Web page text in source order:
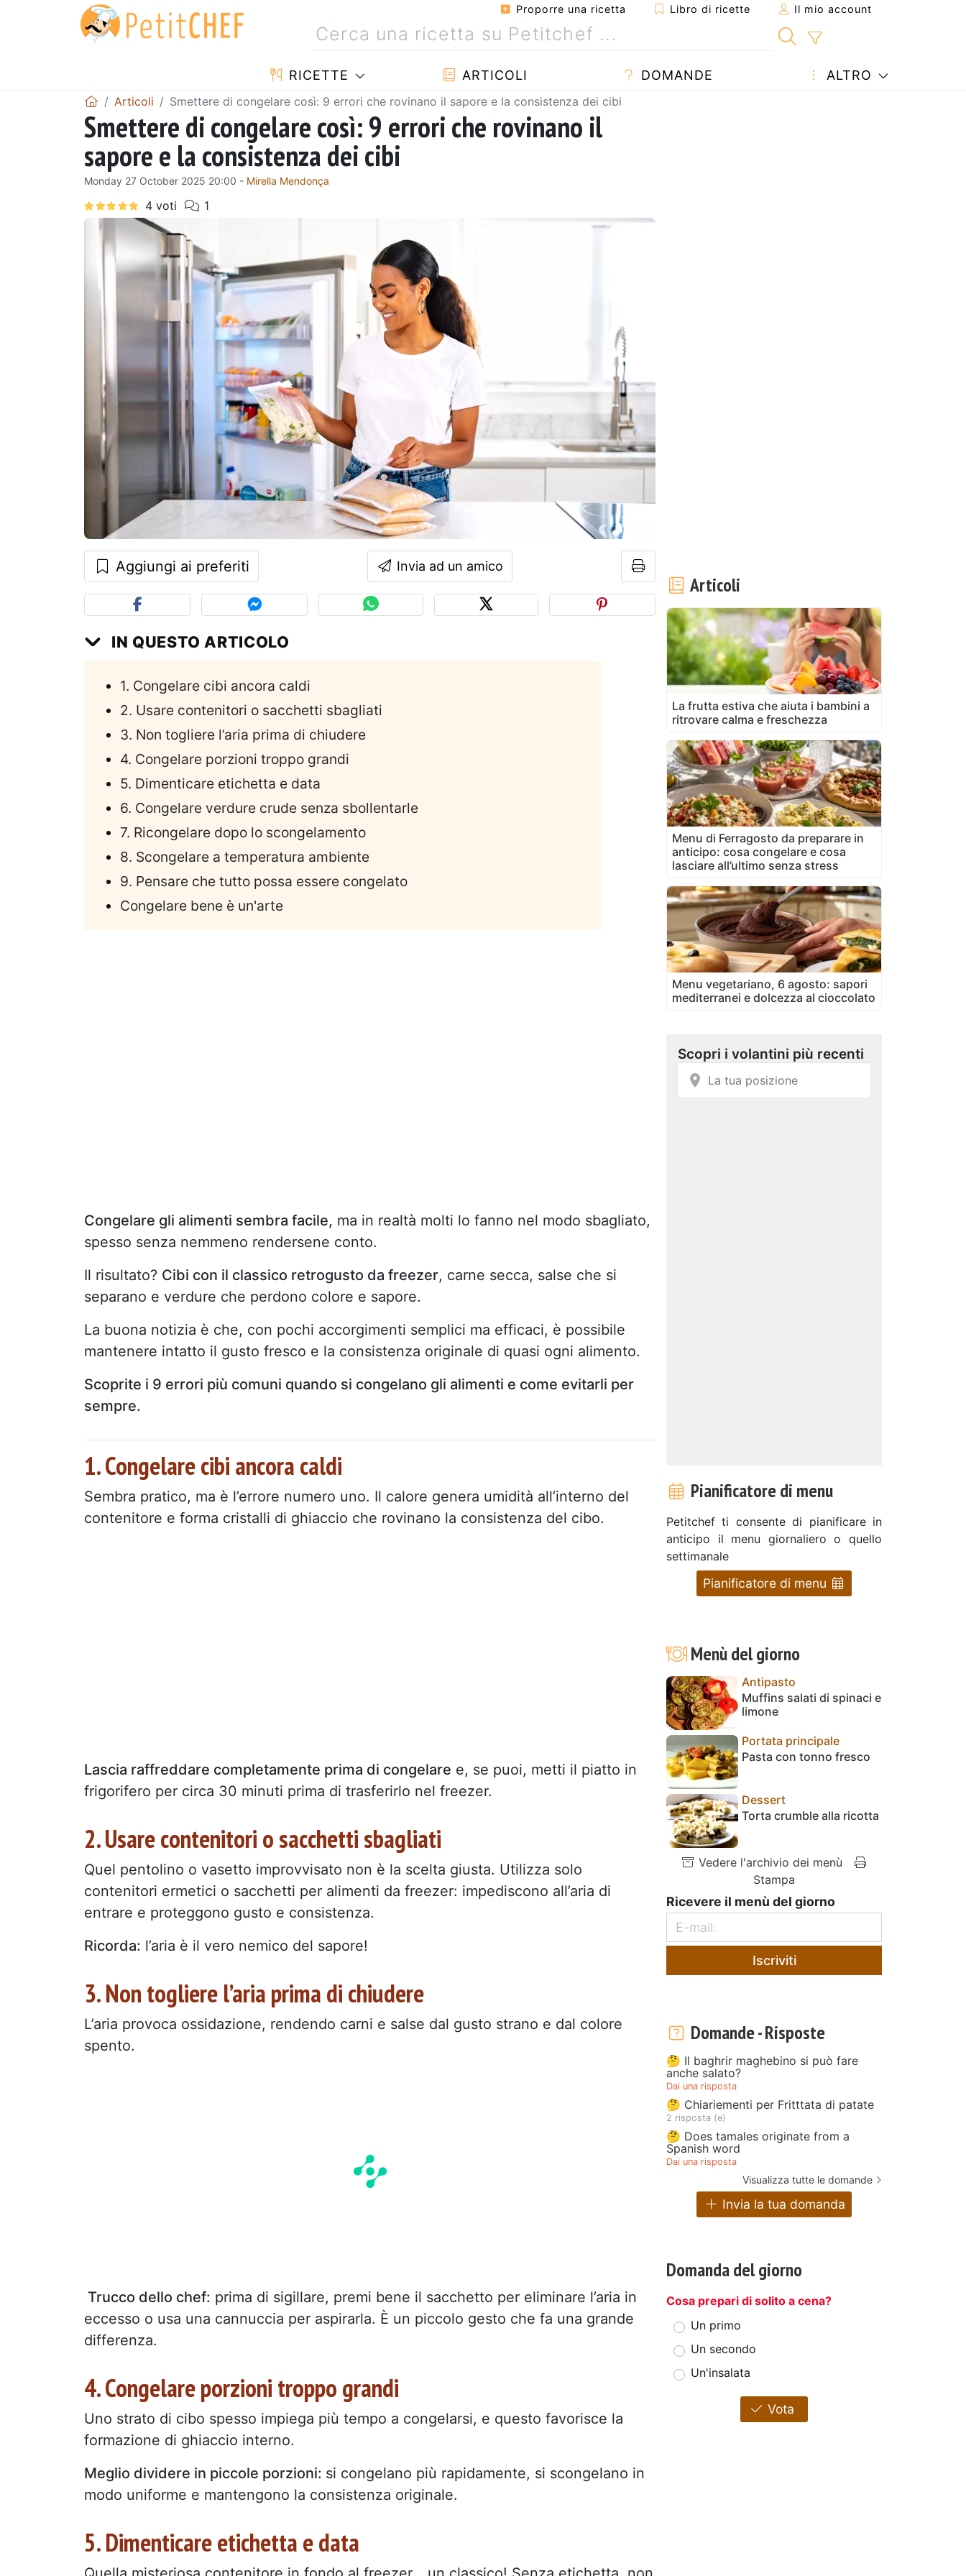
Proporre una ricetta Libro di ricette Il mio account
RICETTE ARTICOLI DOMANDE ALTRO
Articoli Smettere di congelare così: 9 errori che rovinano il sapore e la consistenza dei cibi
Smettere di congelare così: 9 errori che rovinano il
sapore e la consistenza dei cibi
Monday 27 October 2025 20:00 - Mirella Mendonça
Aggiungi ai preferiti Invia ad un amico
IN QUESTO ARTICOLO
1. Congelare cibi ancora caldi
2. Usare contenitori o sacchetti sbagliati
3. Non togliere l’aria prima di chiudere
4. Congelare porzioni troppo grandi
5. Dimenticare etichetta e data
6. Congelare verdure crude senza sbollentarle
7. Ricongelare dopo lo scongelamento
8. Scongelare a temperatura ambiente
9. Pensare che tutto possa essere congelato
Congelare bene è un'arte
Congelare gli alimenti sembra facile, ma in realtà molti lo fanno nel modo sbagliato,
spesso senza nemmeno rendersene conto.
Il risultato? Cibi con il classico retrogusto da freezer, carne secca, salse che si
separano e verdure che perdono colore e sapore.
La buona notizia è che, con pochi accorgimenti semplici ma efficaci, è possibile
mantenere intatto il gusto fresco e la consistenza originale di quasi ogni alimento.
Scoprite i 9 errori più comuni quando si congelano gli alimenti e come evitarli per
sempre.
1. Congelare cibi ancora caldi
Sembra pratico, ma è l’errore numero uno. Il calore genera umidità all’interno del
contenitore e forma cristalli di ghiaccio che rovinano la consistenza del cibo.
Lascia raffreddare completamente prima di congelare e, se puoi, metti il piatto in
frigorifero per circa 30 minuti prima di trasferirlo nel freezer.
2. Usare contenitori o sacchetti sbagliati
Quel pentolino o vasetto improvvisato non è la scelta giusta. Utilizza solo
contenitori ermetici o sacchetti per alimenti da freezer: impediscono all’aria di
entrare e proteggono gusto e consistenza.
Ricorda: l’aria è il vero nemico del sapore!
3. Non togliere l’aria prima di chiudere
L’aria provoca ossidazione, rendendo carni e salse dal gusto strano e dal colore
spento.
Trucco dello chef: prima di sigillare, premi bene il sacchetto per eliminare l’aria in
eccesso o usa una cannuccia per aspirarla. È un piccolo gesto che fa una grande
differenza.
4. Congelare porzioni troppo grandi
Uno strato di cibo spesso impiega più tempo a congelarsi, e questo favorisce la
formazione di ghiaccio interno.
Meglio dividere in piccole porzioni: si congelano più rapidamente, si scongelano in
modo uniforme e mantengono la consistenza originale.
5. Dimenticare etichetta e data
Articoli
La frutta estiva che aiuta i bambini a
ritrovare calma e freschezza
Menu di Ferragosto da preparare in
anticipo: cosa congelare e cosa
lasciare all’ultimo senza stress
Menu vegetariano, 6 agosto: sapori
mediterranei e dolcezza al cioccolato
Pianificatore di menu
Petitchef ti consente di pianificare in
anticipo il menu giornaliero o quello
settimanale
Pianificatore di menu
Menù del giorno
Antipasto
Muffins salati di spinaci e
limone
Portata principale
Pasta con tonno fresco
Dessert
Torta crumble alla ricotta
Vedere l'archivio dei menù
Stampa
Ricevere il menù del giorno
Iscriviti
Domande - Risposte
🤔 Il baghrir maghebino si può fare
anche salato?
Dai una risposta
🤔 Chiariementi per Fritttata di patate
2 risposta (e)
🤔 Does tamales originate from a
Spanish word
Dai una risposta
Visualizza tutte le domande
Invia la tua domanda
Domanda del giorno
Cosa prepari di solito a cena?
Un primo
Un secondo
Un'insalata
Vota